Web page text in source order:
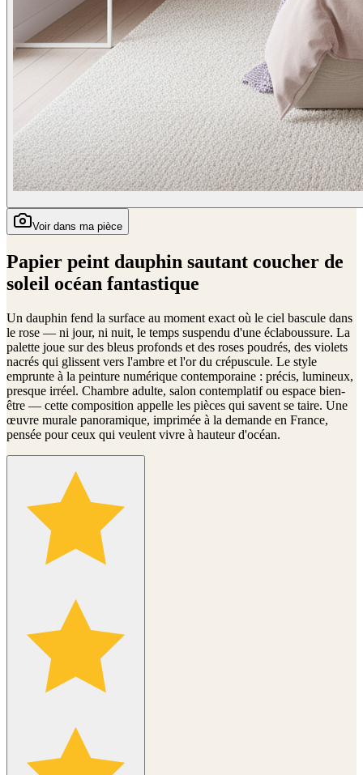
Voir dans ma pièce
Papier peint dauphin sautant coucher de
soleil océan fantastique
Un dauphin fend la surface au moment exact où le ciel bascule dans
le rose — ni jour, ni nuit, le temps suspendu d'une éclaboussure. La
palette joue sur des bleus profonds et des roses poudrés, des violets
nacrés qui glissent vers l'ambre et l'or du crépuscule. Le style
emprunte à la peinture numérique contemporaine : précis, lumineux,
presque irréel. Chambre adulte, salon contemplatif ou espace bien-
être — cette composition appelle les pièces qui savent se taire. Une
œuvre murale panoramique, imprimée à la demande en France,
pensée pour ceux qui veulent vivre à hauteur d'océan.